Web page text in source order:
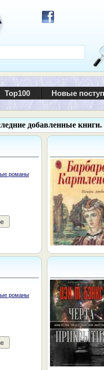
Top100 Новые
добавленные книги.
романы
романы